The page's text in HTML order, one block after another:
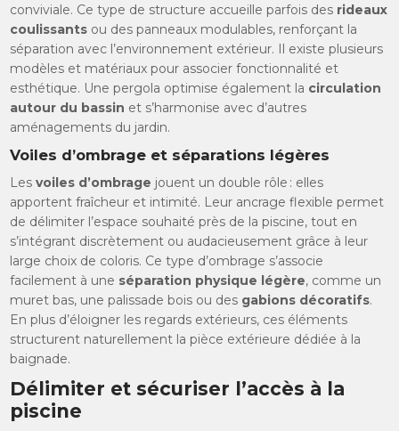
conviviale. Ce type de structure accueille parfois des rideaux
coulissants ou des panneaux modulables, renforçant la
séparation avec l’environnement extérieur. Il existe plusieurs
modèles et matériaux pour associer fonctionnalité et
esthétique. Une pergola optimise également la circulation
autour du bassin et s’harmonise avec d’autres
aménagements du jardin.
Voiles d’ombrage et séparations légères
Lesvoiles d’ombrage jouent un double rôle : elles
apportent fraîcheur et intimité. Leur ancrage flexible permet
de délimiter l’espace souhaité près de la piscine, tout en
s’intégrant discrètement ou audacieusement grâce à leur
large choix de coloris. Ce type d’ombrage s’associe
facilement à une séparation physique légère, comme un
muret bas, une palissade bois ou des gabions décoratifs.
En plus d’éloigner les regards extérieurs, ces éléments
structurent naturellement la pièce extérieure dédiée à la
baignade.
Délimiter et sécuriser l’accès à la
piscine